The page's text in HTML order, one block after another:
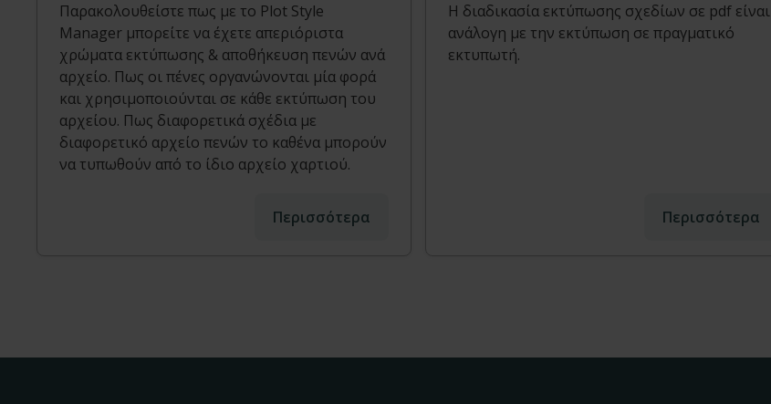
Παρακολουθείστε πως με το Plot Style
Manager μπορείτε να έχετε απεριόριστα
χρώματα εκτύπωσης & αποθήκευση πενών ανά
αρχείο. Πως οι πένες οργανώνονται μία φορά
και χρησιμοποιούνται σε κάθε εκτύπωση του
αρχείου. Πως διαφορετικά σχέδια με
διαφορετικό αρχείο πενών το καθένα μπορούν
να τυπωθούν από το ίδιο αρχείο χαρτιού.
Περισσότερα
Η διαδικασία εκτύπωσης σχεδίων σε pdf είναι
ανάλογη με την εκτύπωση σε πραγματικό
εκτυπωτή.
Περισσότερα